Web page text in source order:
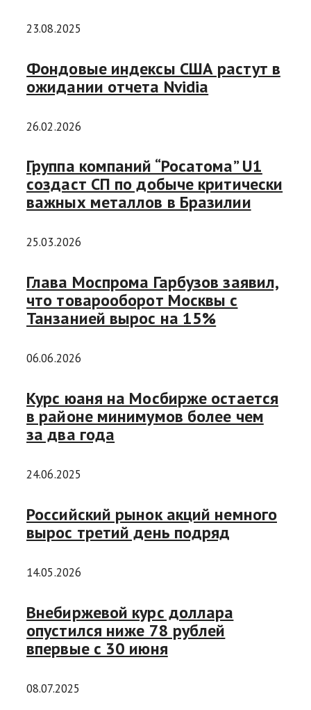
23.08.2025
Фондовые индексы США растут в
ожидании отчета Nvidia
26.02.2026
Группа компаний “Росатома” U1
создаст СП по добыче критически
важных металлов в Бразилии
25.03.2026
Глава Моспрома Гарбузов заявил,
что товарооборот Москвы с
Танзанией вырос на 15%
06.06.2026
Курс юаня на Мосбирже остается
в районе минимумов более чем
за два года
24.06.2025
Российский рынок акций немного
вырос третий день подряд
14.05.2026
Внебиржевой курс доллара
опустился ниже 78 рублей
впервые с 30 июня
08.07.2025